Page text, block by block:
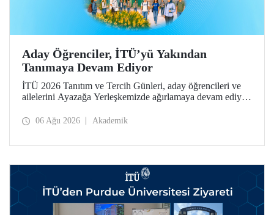
Aday Öğrenciler, İTÜ’yü Yakından
Tanımaya Devam Ediyor
İTÜ 2026 Tanıtım ve Tercih Günleri, aday öğrencileri ve
ailelerini Ayazağa Yerleşkemizde ağırlamaya devam ediyor.
ilgili fakülte ve birimler adaylara bilgi vermeye devam
06 Ağu 2026 Akademik